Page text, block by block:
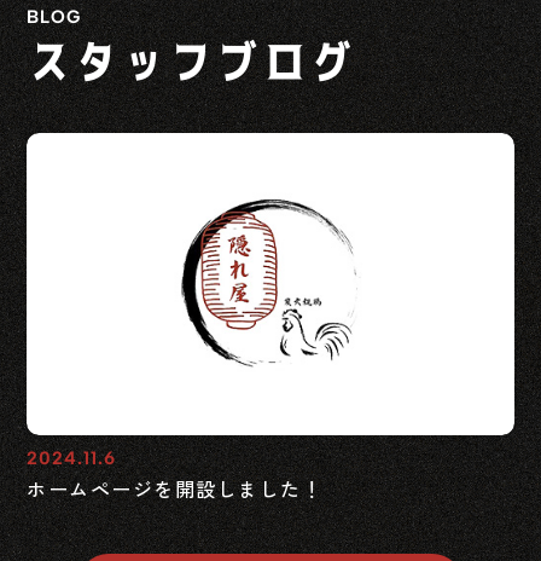
BLOG
スタッフブログ
2024.11.6
ホームページを開設しました！